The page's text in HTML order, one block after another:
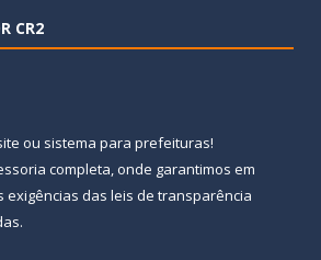
CR2
ou sistema para prefeituras!
completa, onde garantimos em
exigências das leis de transparência